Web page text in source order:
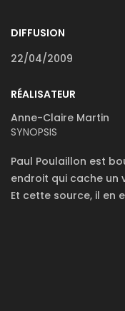
DIFFUSION
22/04/2009
RÉALISATEUR
Anne-Claire Martin
SYNOPSIS
Paul Poulaillon est
endroit qui cache un
Et cette source, il en